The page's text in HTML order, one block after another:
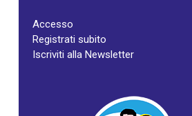
Accesso
Registrati subito
Iscriviti alla Newsletter